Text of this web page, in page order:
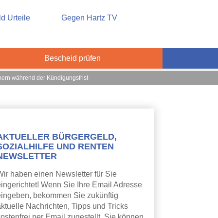
Urteile Gegen Hartz TV
Bescheid prüfen
während der Kündigungsfrist
BÜRGERGELD,
UND RENTEN
haben einen Newsletter für Sie
Wenn Sie Ihre Email Adresse
bekommen Sie zukünftig
Nachrichten, Tipps und Tricks